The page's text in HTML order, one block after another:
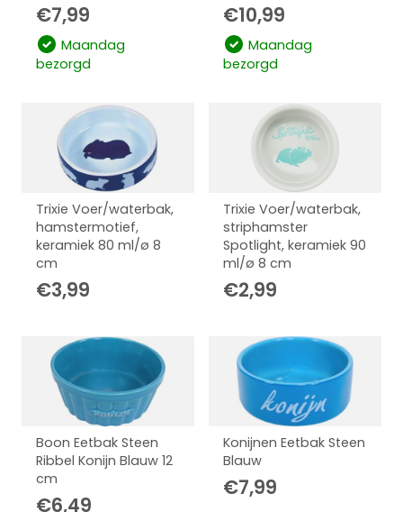
€7,99
Maandag
bezorgd
€10,99
Maandag
bezorgd
Trixie Voer/waterbak,
hamstermotief,
keramiek 80 ml/ø 8
cm
€3,99
Trixie Voer/waterbak,
striphamster
Spotlight, keramiek 90
ml/ø 8 cm
€2,99
Boon Eetbak Steen
Ribbel Konijn Blauw 12
cm
€6,49
Konijnen Eetbak Steen
Blauw
€7,99